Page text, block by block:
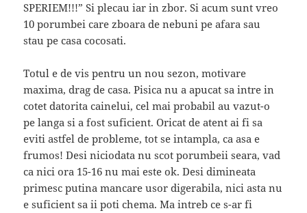
SPERIEM!!!” Si plecau iar in zbor. Si acum sunt vreo
10 porumbei care zboara de nebuni pe afara sau
stau pe casa cocosati.
Totul e de vis pentru un nou sezon, motivare
maxima, drag de casa. Pisica nu a apucat sa intre in
cotet datorita cainelui, cel mai probabil au vazut-o
pe langa si a fost suficient. Oricat de atent ai fi sa
eviti astfel de probleme, tot se intampla, ca asa e
frumos! Desi niciodata nu scot porumbeii seara, vad
ca nici ora 15-16 nu mai este ok. Desi dimineata
primesc putina mancare usor digerabila, nici asta nu
e suficient sa ii poti chema. Ma intreb ce s-ar fi